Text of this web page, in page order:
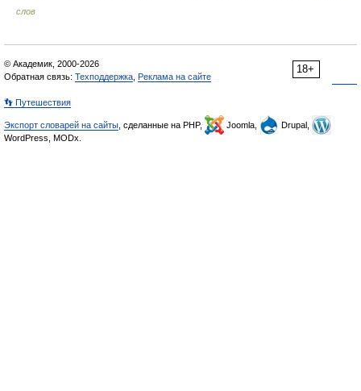
слов
18+
© Академик, 2000-2026
Обратная связь: Техподдержка Реклама на сайте
👣 Путешествия
Экспорт словарей на сайты , сделанные на PHP, Joomla,
Drupal,
WordPress, MODx.